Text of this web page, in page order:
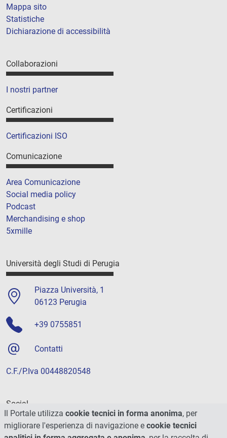
Mappa sito
Statistiche
Dichiarazione di accessibilità
Collaborazioni
I nostri partner
Certificazioni
Certificazioni ISO
Comunicazione
Area Comunicazione
Social media policy
Podcast
Merchandising e shop
5xmille
Università degli Studi di Perugia
Piazza Università, 1
06123 Perugia
+39 0755851
Contatti
C.F./P.Iva 00448820548
Social
Il Portale utilizza cookie tecnici in forma anonima, per
migliorare l'esperienza di navigazione e cookie tecnici